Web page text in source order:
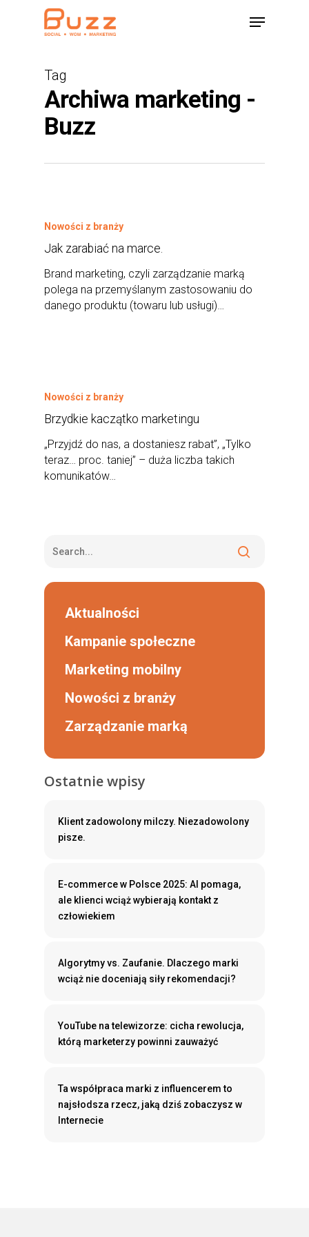
Menu
Tag
Archiwa marketing -
Buzz
Nowości z branży
Jak zarabiać na marce.
Brand marketing, czyli zarządzanie marką
polega na przemyślanym zastosowaniu do
danego produktu (towaru lub usługi)…
Nowości z branży
Brzydkie kaczątko marketingu
„Przyjdź do nas, a dostaniesz rabat”, „Tylko
teraz… proc. taniej” – duża liczba takich
komunikatów…
Aktualności
Kampanie społeczne
Marketing mobilny
Nowości z branży
Zarządzanie marką
Ostatnie wpisy
Klient zadowolony milczy. Niezadowolony
pisze.
E-commerce w Polsce 2025: AI pomaga,
ale klienci wciąż wybierają kontakt z
człowiekiem
Algorytmy vs. Zaufanie. Dlaczego marki
wciąż nie doceniają siły rekomendacji?
YouTube na telewizorze: cicha rewolucja,
którą marketerzy powinni zauważyć
Ta współpraca marki z influencerem to
najsłodsza rzecz, jaką dziś zobaczysz w
Internecie